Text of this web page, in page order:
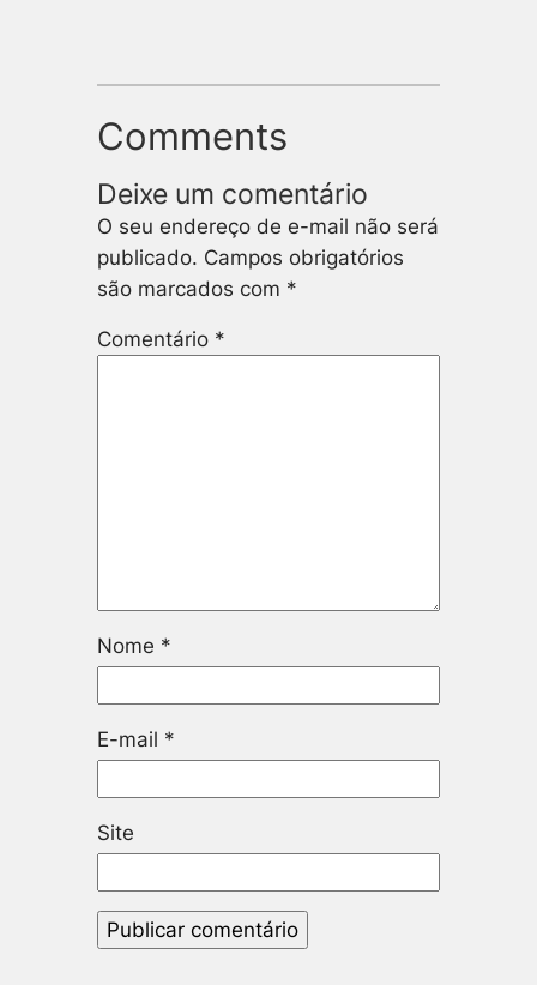
Comments
Deixe um comentário
O seu endereço de e-mail não será
publicado. Campos obrigatórios
são marcados com *
Comentário *
Nome *
E-mail *
Site